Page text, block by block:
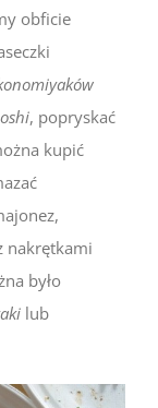
obficie
, popryskać
kupić
nakrętkami
było
lub